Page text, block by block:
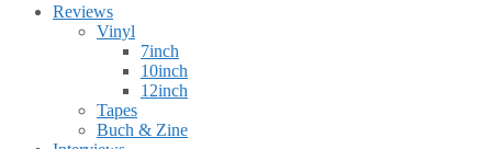
Reviews
Vinyl
7inch
10inch
12inch
Tapes
Buch & Zine